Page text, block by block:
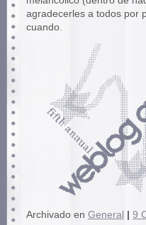
agradecerles a todos por
cuando.
Archivado en General 9